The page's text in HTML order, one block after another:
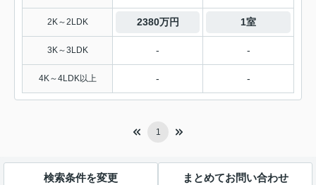
2K～2LDK 2380万円 1室
3K～3LDK - -
4K～4LDK以上 - -
1
検索条件を変更 まとめてお問い合わせ